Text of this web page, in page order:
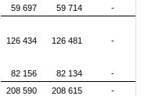
59 697 59 714 -
126 434 126 481
-
82 156 82 134
-
208 590 208 615 -